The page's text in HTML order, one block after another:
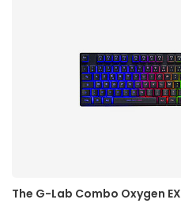
The G-Lab Combo Oxygen EX